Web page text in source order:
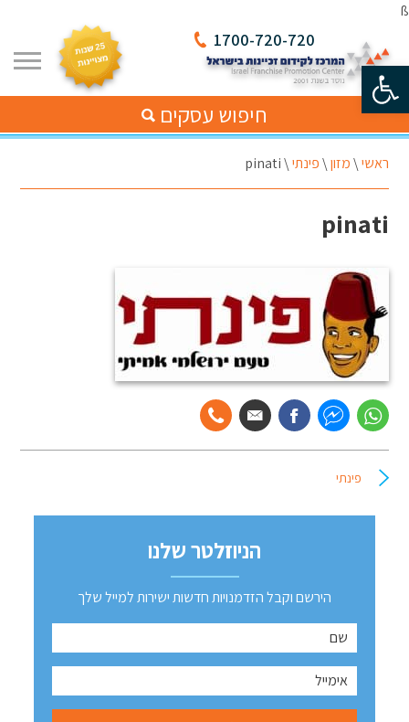
פתח סרגל נגישות
ß
1700-720-720
חיפוש עסקים
ראשי\מזון\פינתי\
pinati
pinati
פינתי
הניוזלטר שלנו
הירשם וקבל הזדמנויות חדשות ישירות למייל שלך